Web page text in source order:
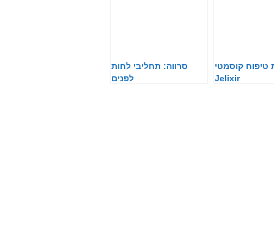
טיפוח קוסמטי
Jelixir
סרווה: תחליבי לחות
לפנים